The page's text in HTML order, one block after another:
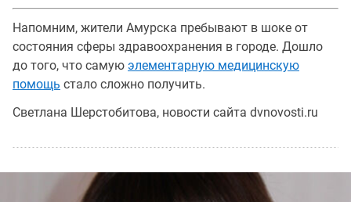
Напомним, жители Амурска пребывают в шоке от
состояния сферы здравоохранения в городе. Дошло
до того, что самую элементарную медицинскую
помощь стало сложно получить.
Светлана Шерстобитова, новости сайта dvnovosti.ru